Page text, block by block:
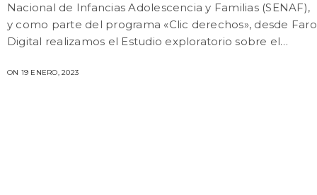
Nacional de Infancias Adolescencia y Familias (SENAF),
y como parte del programa «Clic derechos», desde Faro
Digital realizamos el Estudio exploratorio sobre el…
ON 19 ENERO, 2023